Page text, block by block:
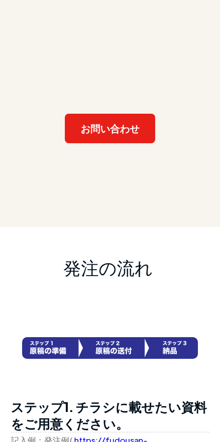
お問い合わせ
発注の流れ
ステップ1. チラシに載せたい資料
をご用意ください。